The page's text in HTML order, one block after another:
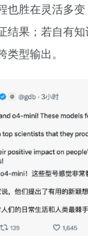
也胜在灵活多
结果；若自有
型输出。